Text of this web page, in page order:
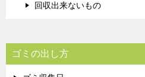
回収出来ないもの
ゴミの出し方